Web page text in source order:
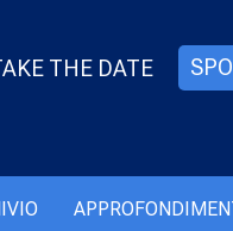
THE DATE